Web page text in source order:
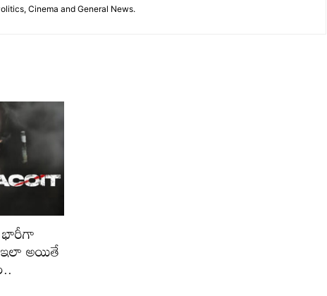
Cinema and General News.
భారీగా
ఇలా అయితే